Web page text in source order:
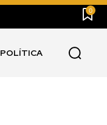
0
POLÍTICA